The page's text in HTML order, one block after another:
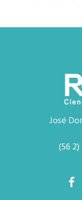
José
(56